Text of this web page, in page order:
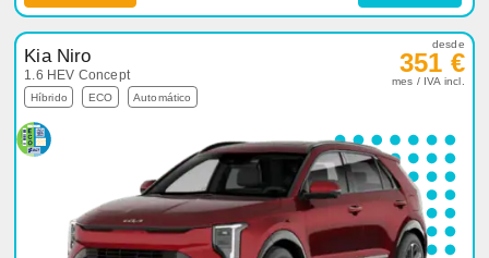
Kia Niro
1.6 HEV Concept
Híbrido ECO Automático
desde
351 €
mes / IVA incl.